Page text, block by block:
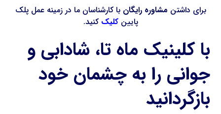
برای داشتن مشاوره رایگان با کارشناسان ما در زمینه عمل پلک
پایینکلیک کنید.
با کلینیک ماه تا، شادابی و
جوانی را به چشمان خود
بازگردانید